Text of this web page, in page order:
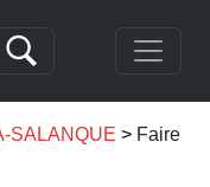
SALANQUE Faire